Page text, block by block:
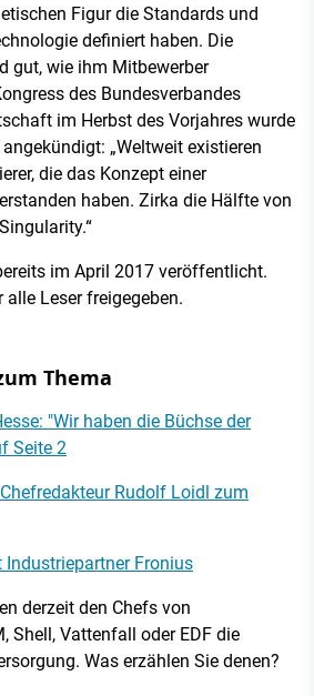
Figur die Standards und
definiert haben. Die
gut, wie ihm Mitbewerber
des Bundesverbandes
im Herbst des Vorjahres wurde
„Weltweit existieren
die das Konzept einer
haben. Zirka die Hälfte von
im April 2017 veröffentlicht.
Leser freigegeben.
Thema
"Wir haben die Büchse der
Seite 2
Rudolf Loidl zum
Fronius
derzeit den Chefs von
Shell, Vattenfall oder EDF die
Was erzählen Sie denen?